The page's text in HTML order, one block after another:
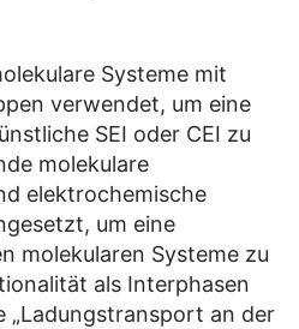
Systeme mit
verwendet, um eine
SEI oder CEI zu
molekulare
elektrochemische
um eine
molekularen Systeme zu
als Interphasen
„Ladungstransport an der